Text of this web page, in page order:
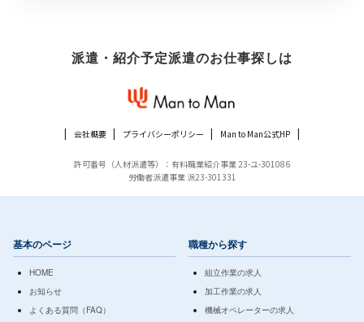
派遣・紹介予定派遣のお仕事探しは
会社概要 プライバシーポリシー Man to Man公式HP
許可番号（人材派遣等）：有料職業紹介事業 23-ユ-301086
労働者派遣事業 派23-301331
基本のページ
HOME
お知らせ
よくある質問（FAQ）
職種から探す
組立作業の求人
加工作業の求人
機械オペレーターの求人